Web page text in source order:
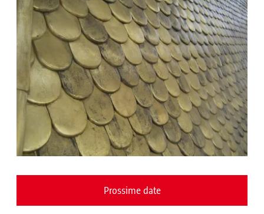
Prossime date